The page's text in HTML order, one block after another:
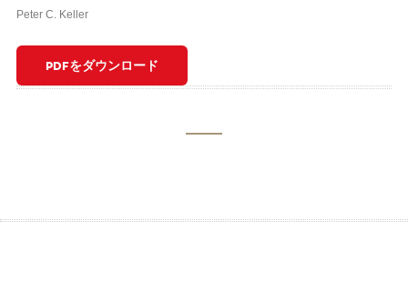
Peter C. Keller
PDFをダウンロード